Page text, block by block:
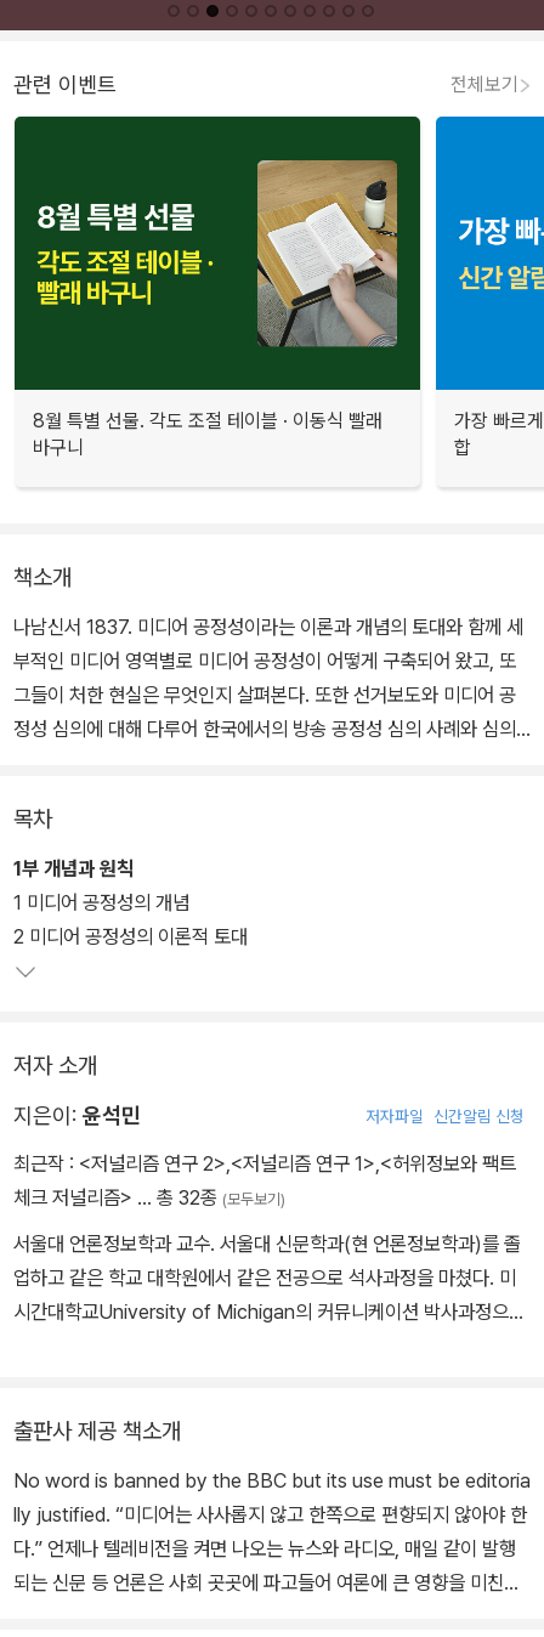
관련 이벤트 전체보기
8월 특별 선물. 각도 조절 테이블 · 이동식 빨래
바구니
가장 빠르
합
책소개
나남신서 1837. 미디어 공정성이라는 이론과 개념의 토대와 함께 세
부적인 미디어 영역별로 미디어 공정성이 어떻게 구축되어 왔고, 또
그들이 처한 현실은 무엇인지 살펴본다. 또한 선거보도와 미디어 공
정성 심의에 대해 다루어 한국에서의 방송 공정성 심의 사례와 심의
미디어 공정성 원칙은 소극적인 미디어 내용규제 원칙을 넘어 21세기
선진시민사회가 요청하는 자유롭고 가치 있는 사회적 소통을 지켜내
고 꽃피우기 위한 미디어 저널리즘의 기본 원리로서 바르게 인식되고
실천되어야 한다. 무엇이 참된 미디어 공정성이며, 어떻게 해야 사회
적 소통과 진정한 언론의 힘을 발휘할 수 있을지는 언론사를 넘어 그
목차
1부 개념과 원칙
1 미디어 공정성의 개념
2 미디어 공정성의 이론적 토대
저자 소개
지은이: 윤석민 저자파일 신간알림 신청
최근작 : <저널리즘 연구 2>,<저널리즘 연구 1>,<허위정보와 팩트
체크 저널리즘> … 총 32종 (모두보기)
서울대 언론정보학과 교수. 서울대 신문학과(현 언론정보학과)를 졸
업하고 같은 학교 대학원에서 같은 전공으로 석사과정을 마쳤다. 미
시간대학교University of Michigan의 커뮤니케이션 박사과정으로
어 및 언론 정책에도 깊게 관여했다. 한국 사회 미디어 체계의 주요 현
안들, 특히 미디어 다양성, 공정성, 사실성과 같은 규범적 가치들의 이
론적 정립에 관심을 두고 『미디어 거버넌스: 미디어 규범성의 정립과
실천』(2020), 『미디어 공정성 연구』(2015) 등을 펴냈고, 그 가치들
을 실천하는 차원에서 여론집중도조사위원회, 미디어다양성위원회,
출판사 제공 책소개
No word is banned by the BBC but its use must be editoria
lly justified. “미디어는 사사롭지 않고 한쪽으로 편향되지 않아야 한
다.” 언제나 텔레비전을 켜면 나오는 뉴스와 라디오, 매일 같이 발행
되는 신문 등 언론은 사회 곳곳에 파고들어 여론에 큰 영향을 미친다.